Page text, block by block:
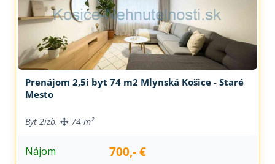
Prenájom 2,5i byt 74 m2 Mlynská Košice - Staré
Mesto
Byt 2izb. 74 m²
Nájom 700,- €